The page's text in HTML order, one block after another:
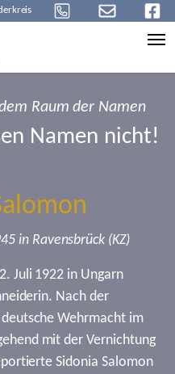
Raum der Namen
Namen nicht!
in Ravensbrück (KZ)
Juli 1922 in Ungarn
Nach der
Wehrmacht im
mit der Vernichtung
Sidonia Salomon